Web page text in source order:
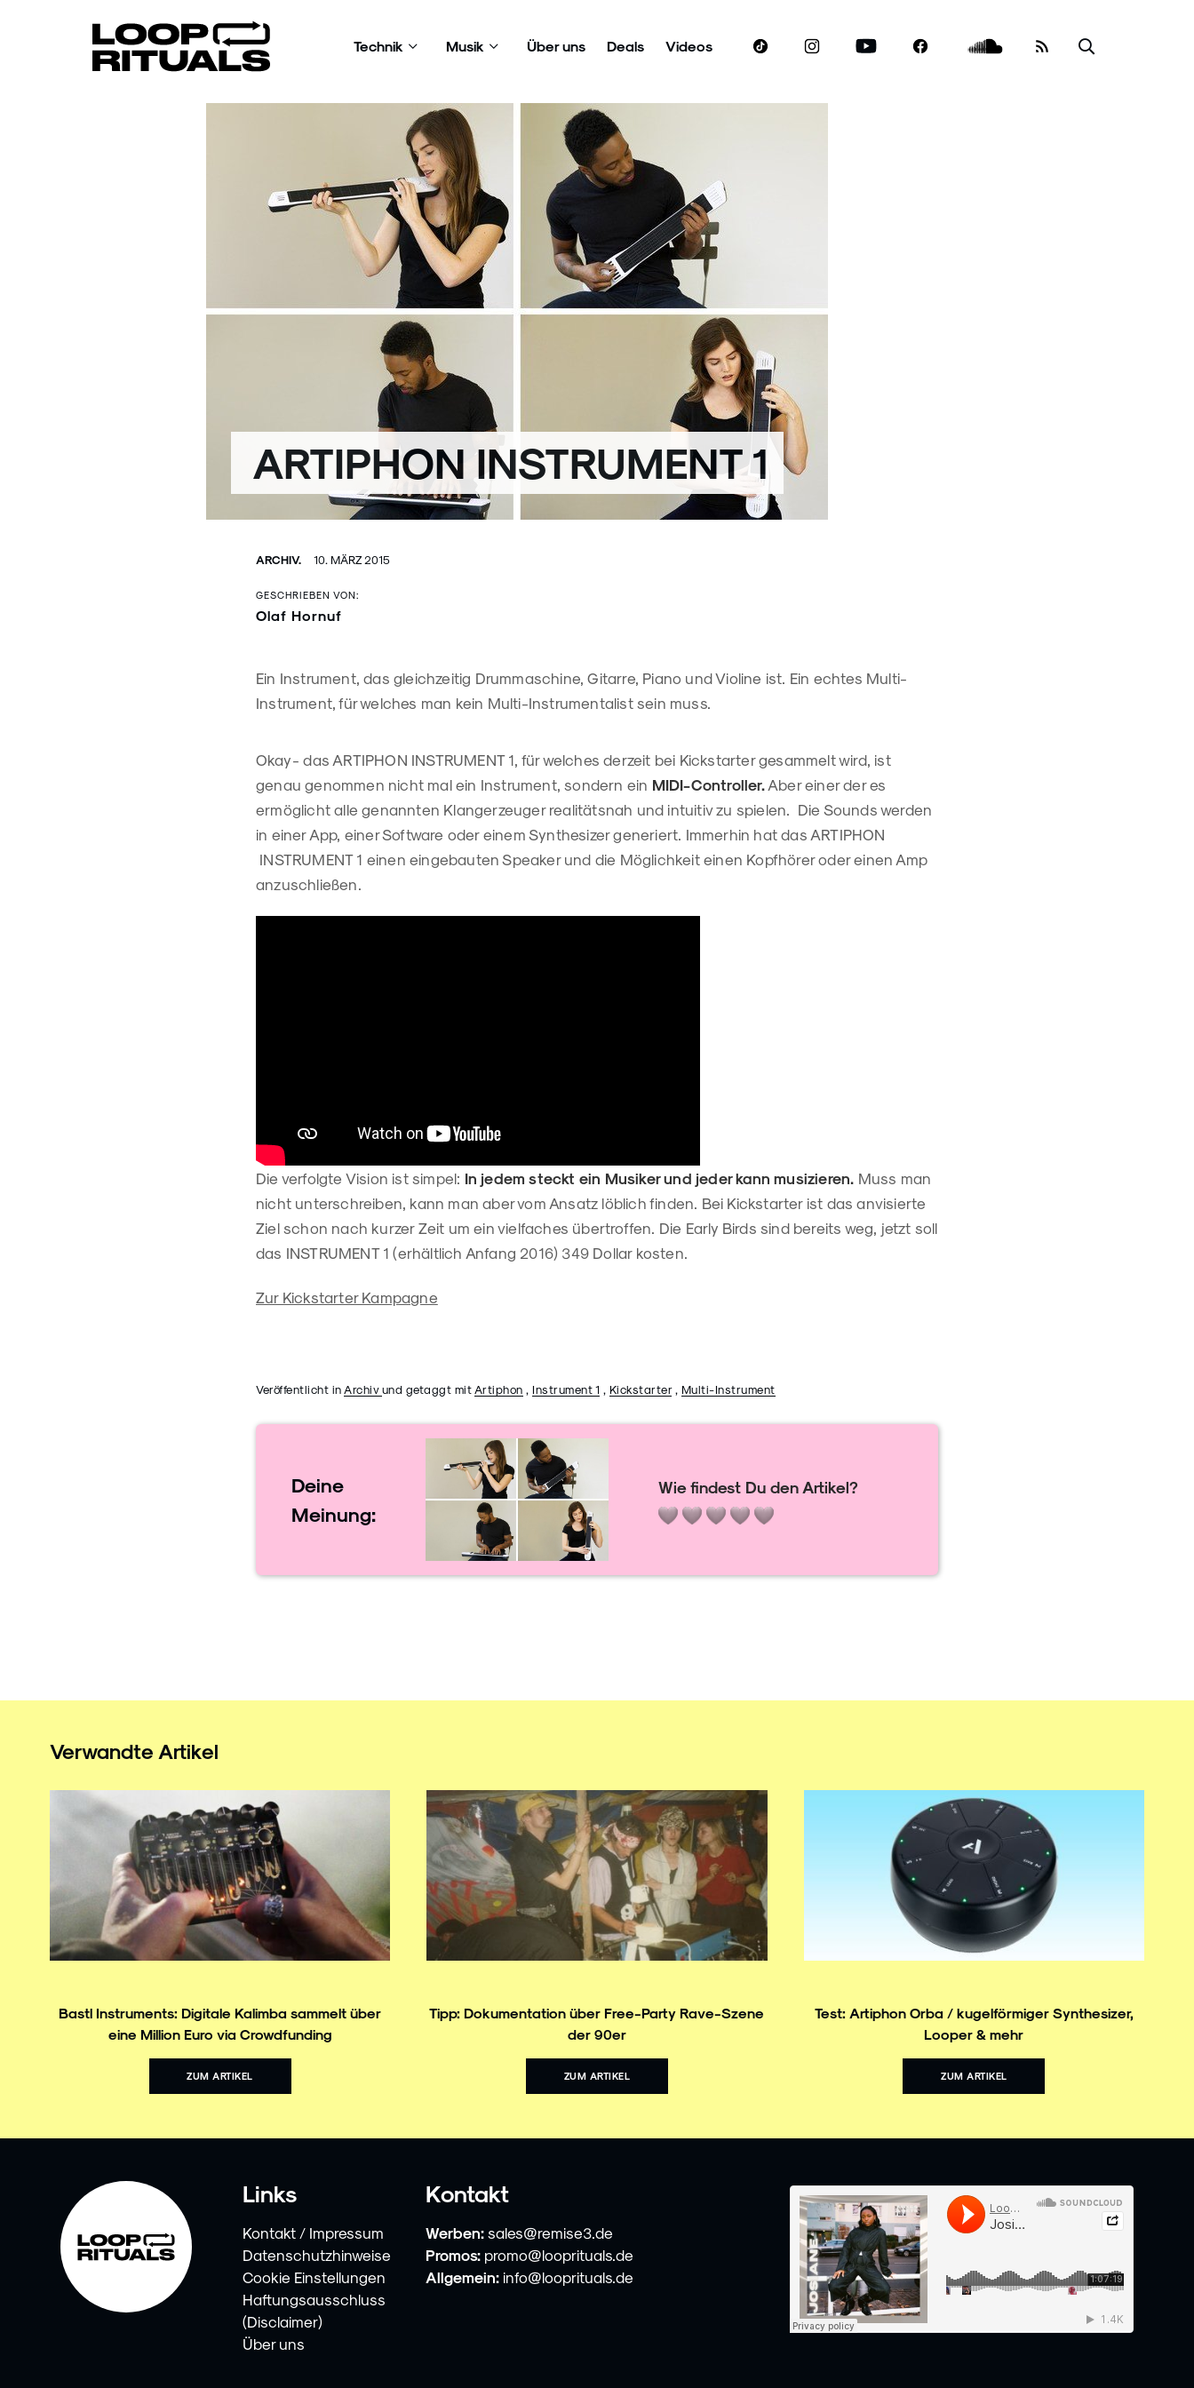
Technik Musik Über uns Deals Videos
ARTIPHON INSTRUMENT 1
ARCHIV. 10. MÄRZ 2015
GESCHRIEBEN VON:
Olaf Hornuf
Ein Instrument, das gleichzeitig Drummaschine, Gitarre, Piano und Violine ist. Ein echtes Multi-
Instrument, für welches man kein Multi-Instrumentalist sein muss.
Okay - das ARTIPHON INSTRUMENT 1, für welches derzeit bei Kickstarter gesammelt wird, ist
genau genommen nicht mal ein Instrument, sondern ein MIDI-Controller.Aber einer der es
ermöglicht alle genannten Klangerzeuger realitätsnah und intuitiv zu spielen. Die Sounds werden
in einer App, einer Software oder einem Synthesizer generiert. Immerhin hat das ARTIPHON
INSTRUMENT 1 einen eingebauten Speaker und die Möglichkeit einen Kopfhörer oder einen Amp
anzuschließen.
Die verfolgte Vision ist simpel: In jedem steckt ein Musiker und jeder kann musizieren. Muss man
nicht unterschreiben, kann man aber vom Ansatz löblich finden. Bei Kickstarter ist das anvisierte
Ziel schon nach kurzer Zeit um ein vielfaches übertroffen. Die Early Birds sind bereits weg, jetzt soll
das INSTRUMENT 1 (erhältlich Anfang 2016) 349 Dollar kosten.
Zur Kickstarter Kampagne
Veröffentlicht in Archiv und getaggt mit Artiphon , Instrument 1 , Kickstarter, Multi-Instrument
Deine
Meinung:
Wie findest Du den Artikel?
Verwandte Artikel
Bastl Instruments: Digitale Kalimba sammelt über
eine Million Euro via Crowdfunding
ZUM ARTIKEL
Tipp: Dokumentation über Free-Party Rave-Szene
der 90er
ZUM ARTIKEL
Test: Artiphon Orba / kugelförmiger Synthesizer,
Looper & mehr
ZUM ARTIKEL
Links
Kontakt / Impressum
Datenschutzhinweise
Cookie Einstellungen
Haftungsausschluss
(Disclaimer)
Über uns
Kontakt
Werben: sales@remise3.de
Promos: promo@looprituals.de
Allgemein: info@looprituals.de